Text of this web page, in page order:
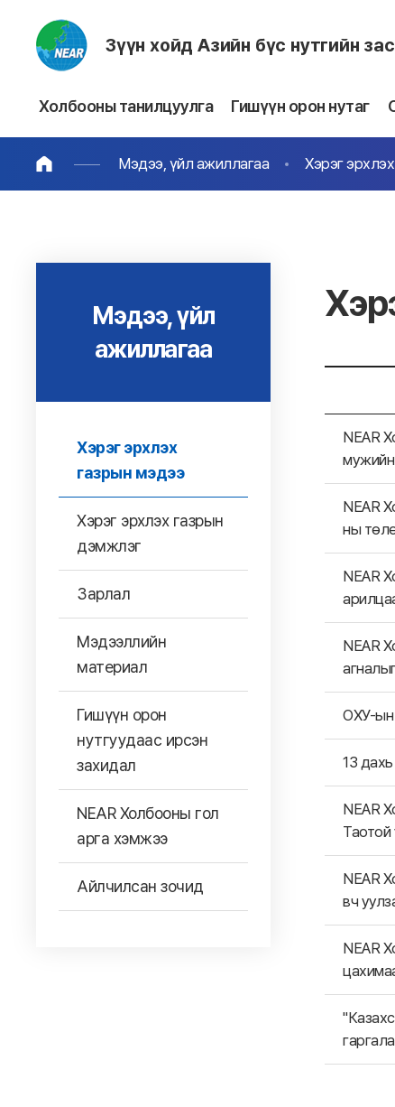
Зүүн хойд Азийн бүс нутгийн
Холбооны танилцуулга Гишүүн орон нутаг
Мэдээ, үйл ажиллагаа Хэрэг
Мэдээ, үйл
ажиллагаа
Хэрэг эрхлэх
газрын мэдээ
Хэрэг эрхлэх газрын
дэмжлэг
Зарлал
Мэдээллийн
материал
Гишүүн орон
нутгуудаас ирсэн
захидал
NEAR Холбооны гол
арга хэмжээ
Айлчилсан зочид
NEAR
мужийн
NEAR
ны
NEAR
NEAR
ОХУ-ын
13
NEAR
Таотой
NEAR
вч
NEAR